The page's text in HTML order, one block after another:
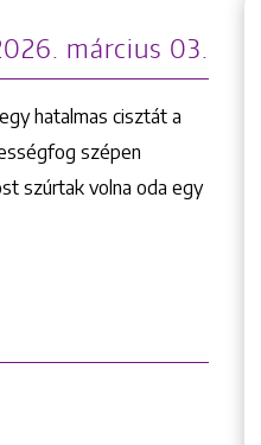
március 03.
hatalmas cisztát a
szépen
szúrtak volna oda egy